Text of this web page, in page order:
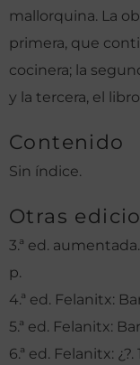
mallorquina. La
primera, que
cocinera; la
y la tercera, el
Contenido
Sin índice.
Otras
3.ª ed.
p.
4.ª ed. Felanitx:
5.ª ed. Felanitx:
6.ª ed. Felanitx: ¿?.